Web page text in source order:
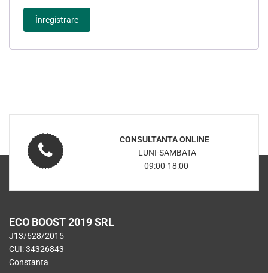
Înregistrare
CONSULTANTA ONLINE
LUNI-SAMBATA
09:00-18:00
ECO BOOST 2019 SRL
J13/628/2015
CUI: 34326843
Constanta